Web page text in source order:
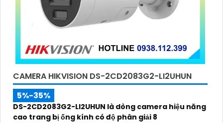
CAMERA HIKVISION DS-2CD2083G2-LI2UHUN
5%-35%
DS-2CD2083G2-LI2UHUN là dòng camera hiệu năng
cao trang bị ống kính có độ phân giải 8